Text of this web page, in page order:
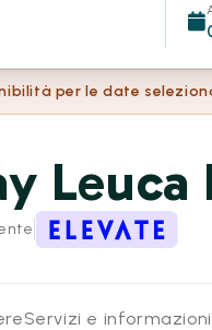
per le date
Leuca
Servizi e informazioni